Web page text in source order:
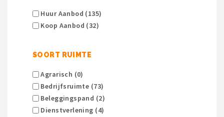
Huur Aanbod (135)
Koop Aanbod (32)
SOORT RUIMTE
Agrarisch (0)
Bedrijfsruimte (73)
Beleggingspand (2)
Dienstverlening (4)